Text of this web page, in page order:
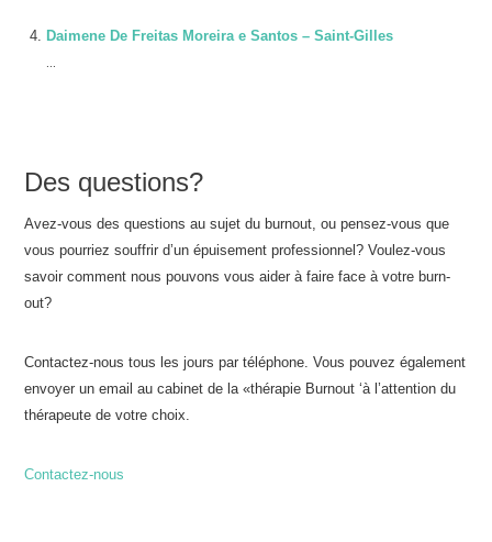
Daimene De Freitas Moreira e Santos – Saint-Gilles
Des questions?
Avez-vous des questions au sujet du burnout, ou pensez-vous que
vous pourriez souffrir d’un épuisement professionnel? Voulez-vous
savoir comment nous pouvons vous aider à faire face à votre burn-
out?
Contactez-nous tous les jours par téléphone. Vous pouvez également
envoyer un email au cabinet de la «thérapie Burnout ‘à l’attention du
thérapeute de votre choix.
Contactez-nous